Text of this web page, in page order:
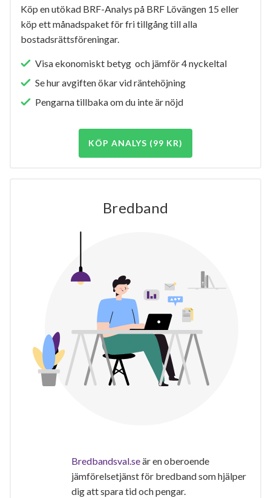
Köp en utökad BRF-Analys på BRF Lövängen 15 eller
köp ett månadspaket för fri tillgång till alla
bostadsrättsföreningar.
Visa ekonomiskt betyg och jämför 4 nyckeltal
Se hur avgiften ökar vid räntehöjning
Pengarna tillbaka om du inte är nöjd
KÖP ANALYS (99 KR)
Bredband
Bredbandsval.seär en oberoende
jämförelsetjänst för bredband som hjälper
dig att spara tid och pengar.